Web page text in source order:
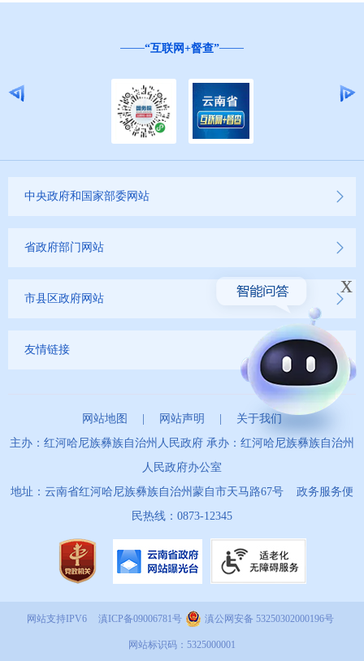
云南省营商环境投诉举报和问卷调查平台
中央政府和国家部委网站
省政府部门网站
市县区政府网站
友情链接
网站地图 网站声明
关于我们
主办：红河哈尼族彝族自治州人民政府 承办：红河哈尼族彝族自治州
人民政府办公室
地址：云南省红河哈尼族彝族自治州蒙自市天马路67号 政务服务便
民热线：0873-12345
x
网站支持IPV6 滇ICP备09006781号 滇公网安备 53250302000196号
网站标识码：5325000001